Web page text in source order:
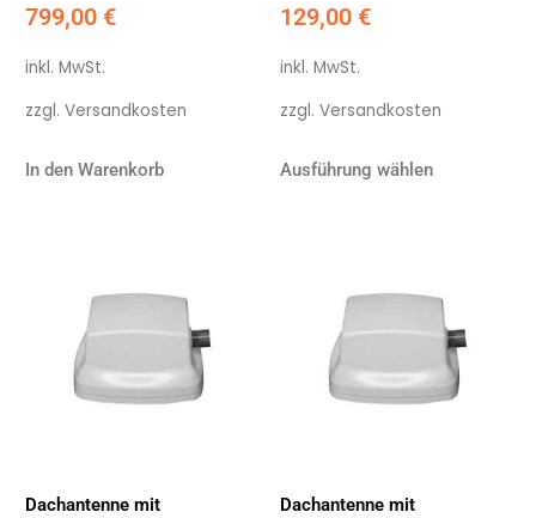
799,00 €
inkl. MwSt.
zzgl. Versandkosten
In den Warenkorb
129,00 €
inkl. MwSt.
zzgl. Versandkosten
Ausführung wählen
Dachantenne mit
Dachantenne mit